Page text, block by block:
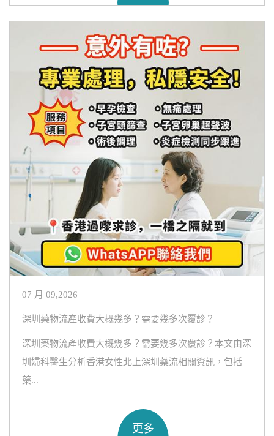
07 月 09,2026
深圳藥物流產收費大概幾多？需要幾多次覆診？
深圳藥物流產收費大概幾多？需要幾多次覆診？本文由深
圳婦科醫生分析香港女性北上深圳藥流相關資訊，包括
藥...
更多